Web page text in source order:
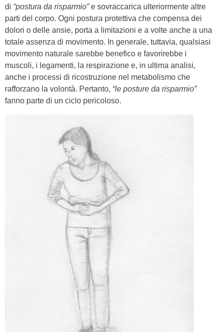
di “postura da risparmio”e sovraccarica ulteriormente altre
parti del corpo. Ogni postura protettiva che compensa dei
dolori o delle ansie, porta a limitazioni e a volte anche a una
totale assenza di movimento. In generale, tuttavia, qualsiasi
movimento naturale sarebbe benefico e favorirebbe i
muscoli, i legamenti, la respirazione e, in ultima analisi,
anche i processi di ricostruzione nel metabolismo che
rafforzano la volontà. Pertanto, “le posture da risparmio”
fanno parte di un ciclo pericoloso.